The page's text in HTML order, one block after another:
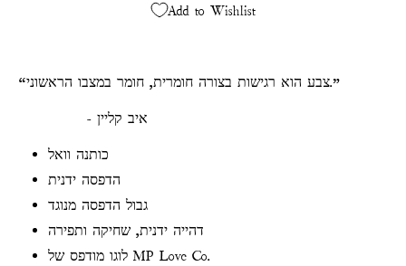
Add to Wishlist
“צבע הוא רגישות בצורה חומרית, חומר במצבו הראשוני.”
- איב קליין
כותנה וואל
הדפסה ידנית
גבול הדפסה מנוגד
דהייה ידנית, שחיקה ותפירה
לוגו מודפס של MP Love Co.